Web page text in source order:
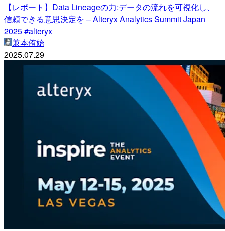
【レポート】Data Lineageの力:データの流れを可視化し、
信頼できる意思決定を – Alteryx Analytics Summit Japan
2025 #alteryx
兼本侑始
2025.07.29